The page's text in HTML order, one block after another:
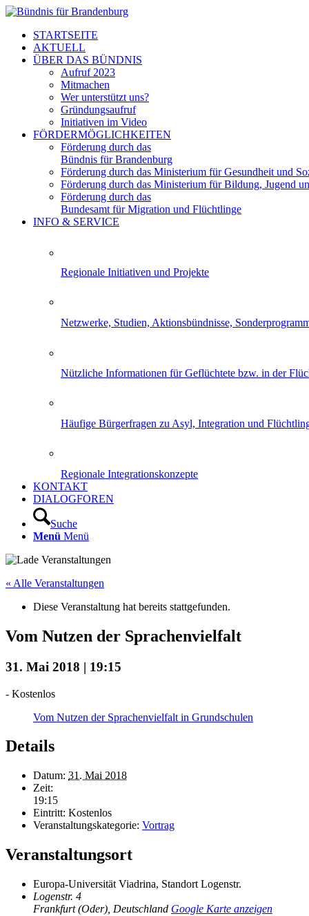
STARTSEITE
AKTUELL
ÜBER DAS BÜNDNIS
Aufruf 2023
Mitmachen
Wer unterstützt uns?
Gründungsaufruf
Initiativen im Video
FÖRDERMÖGLICHKEITEN
Förderung durch das
Bündnis für Brandenburg
Förderung durch das Ministerium für Gesundheit und
Förderung durch das Ministerium für Bildung, Jugend
Förderung durch das
Bundesamt für Migration und Flüchtlinge
INFO & SERVICE
Regionale Initiativen und Projekte
Netzwerke, Studien, Aktionsbündnisse,
Nützliche Informationen für Geflüchtete bzw. in der
Häufige Bürgerfragen zu Asyl, Integration und
Regionale Integrationskonzepte
KONTAKT
DIALOGFOREN
Suche
Menü Menü
« Alle Veranstaltungen
Diese Veranstaltung hat bereits stattgefunden.
Vom Nutzen der Sprachenvielfalt
31. Mai 2018 | 19:15
- Kostenlos
Vom Nutzen der Sprachenvielfalt in Grundschulen
Details
Datum: 31. Mai 2018
Zeit:
19:15
Eintritt: Kostenlos
Veranstaltungskategorie: Vortrag
Veranstaltungsort
Europa-Universität Viadrina, Standort Logenstr.
Logenstr. 4
Frankfurt (Oder) Deutschland Google Karte anzeigen